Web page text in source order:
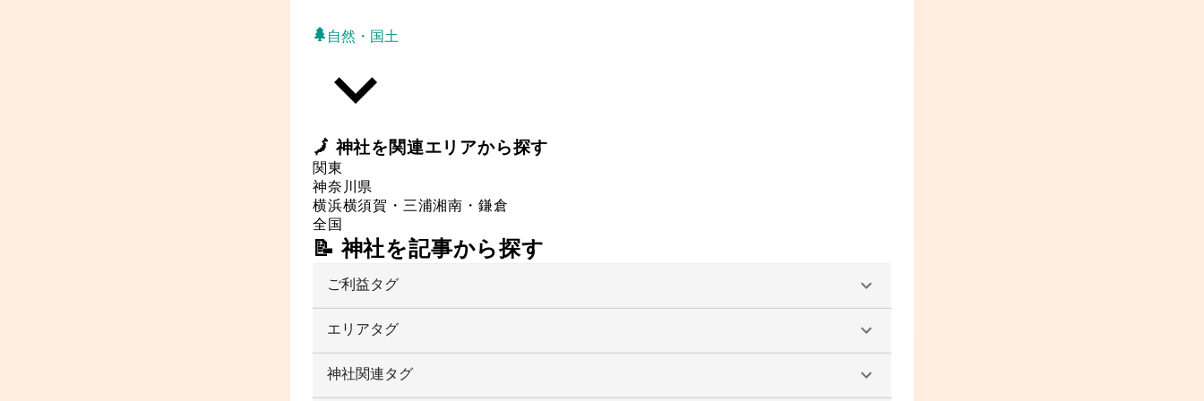
自然・国土
🗾神社を関連エリアから探す
関東
神奈川県
横浜横須賀・三浦湘南・鎌倉
全国
📝 神社を記事から探す
ご利益タグ
エリアタグ
神社関連タグ